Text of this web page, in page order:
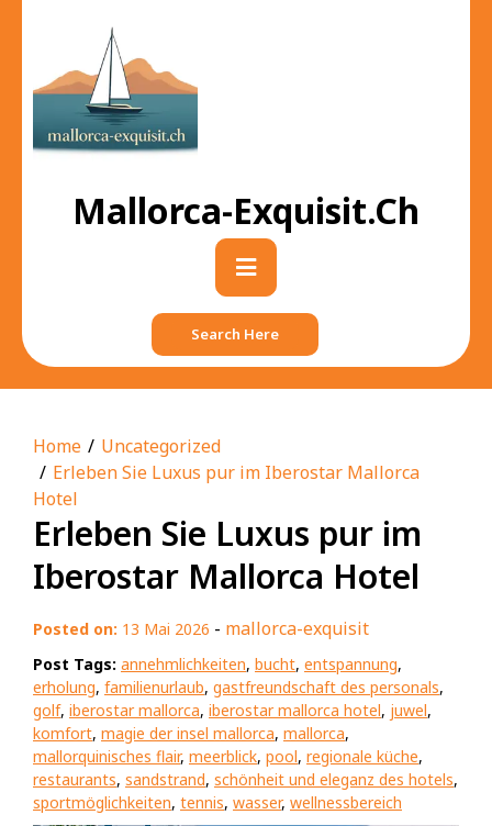
Mallorca-Exquisit.ch
Primary
Menu
Search Here
Home
Uncategorized
Erleben Sie Luxus pur im Iberostar Mallorca
Hotel
Erleben Sie Luxus pur im
Iberostar Mallorca Hotel
Posted on: 13 Mai 2026 - mallorca-exquisit
Post Tags: annehmlichkeiten, bucht, entspannung,
erholung, familienurlaub, gastfreundschaft des personals,
golf, iberostar mallorca, iberostar mallorca hotel, juwel,
komfort, magie der insel mallorca, mallorca,
mallorquinisches flair, meerblick, pool, regionale küche,
restaurants, sandstrand, schönheit und eleganz des hotels,
sportmöglichkeiten, tennis, wasser, wellnessbereich